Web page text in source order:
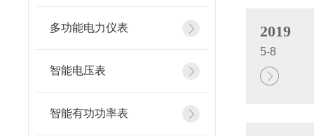
多功能电力仪表
智能电压表
智能有功功率表
2019
5-8